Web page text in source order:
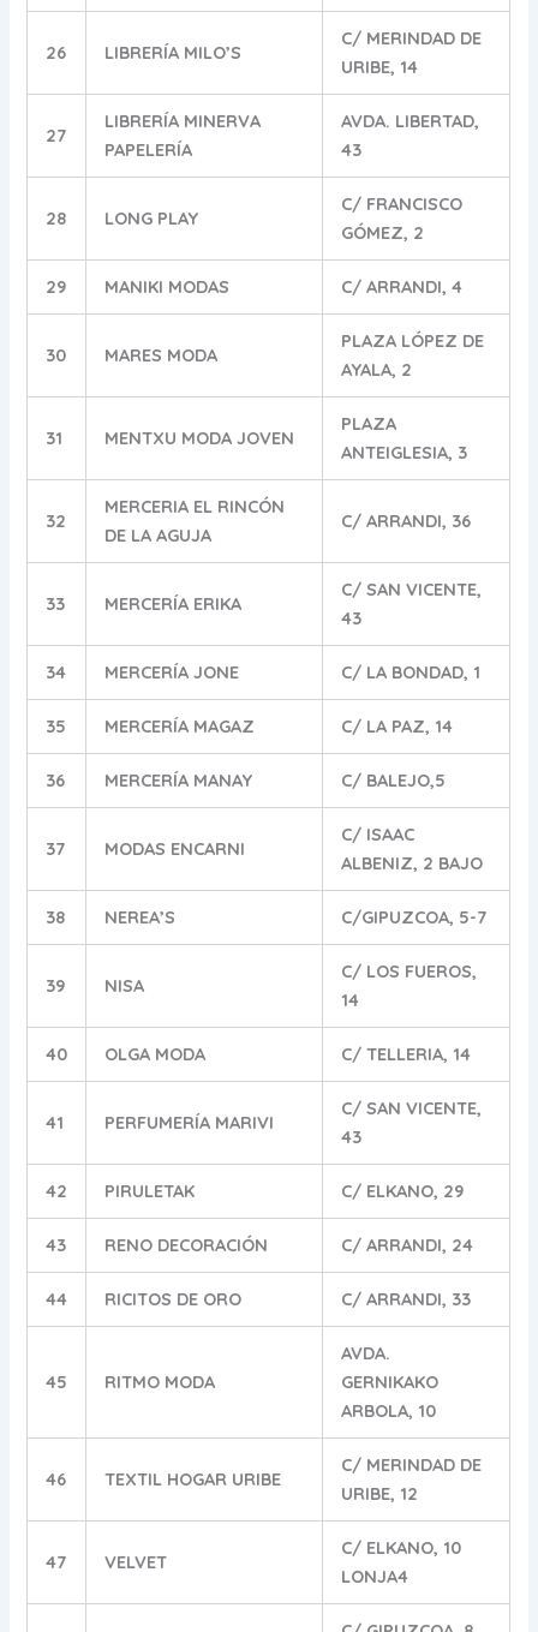
26 LIBRERÍA MILO’S
C/ MERINDAD DE
URIBE, 14
27
LIBRERÍA MINERVA
PAPELERÍA
AVDA. LIBERTAD,
43
28 LONG PLAY
C/ FRANCISCO
GÓMEZ, 2
29 MANIKI MODAS C/ ARRANDI, 4
30 MARES MODA
PLAZA LÓPEZ DE
AYALA, 2
31 MENTXU MODA JOVEN
PLAZA
ANTEIGLESIA, 3
32
MERCERIA EL RINCÓN
DE LA AGUJA
C/ ARRANDI, 36
33 MERCERÍA ERIKA
C/ SAN VICENTE,
43
34 MERCERÍA JONE C/ LA BONDAD, 1
35 MERCERÍA MAGAZ C/ LA PAZ, 14
36 MERCERÍA MANAY C/ BALEJO,5
37 MODAS ENCARNI
C/ ISAAC
ALBENIZ, 2 BAJO
38 NEREA’S C/GIPUZCOA, 5-7
39 NISA
C/ LOS FUEROS,
14
40 OLGA MODA C/ TELLERIA, 14
41 PERFUMERÍA MARIVI
C/ SAN VICENTE,
43
42 PIRULETAK C/ ELKANO, 29
43 RENO DECORACIÓN C/ ARRANDI, 24
44 RICITOS DE ORO C/ ARRANDI, 33
45 RITMO MODA
AVDA.
GERNIKAKO
ARBOLA, 10
46 TEXTIL HOGAR URIBE
C/ MERINDAD DE
URIBE, 12
47 VELVET
C/ ELKANO, 10
LONJA4